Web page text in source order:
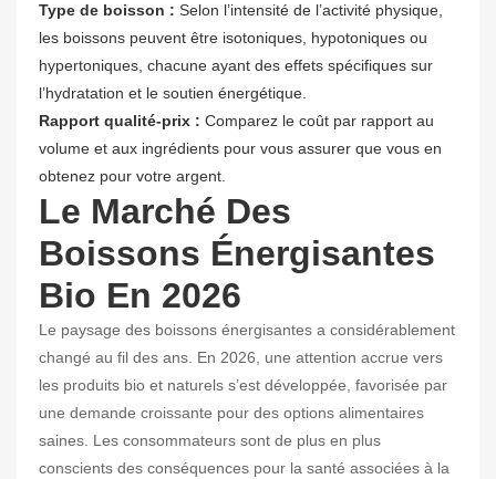
Type de boisson : Selon l’intensité de l’activité physique,
les boissons peuvent être isotoniques, hypotoniques ou
hypertoniques, chacune ayant des effets spécifiques sur
l’hydratation et le soutien énergétique.
Rapport qualité-prix : Comparez le coût par rapport au
volume et aux ingrédients pour vous assurer que vous en
obtenez pour votre argent.
Le Marché Des
Boissons Énergisantes
Bio En 2026
Le paysage des boissons énergisantes a considérablement
changé au fil des ans. En 2026, une attention accrue vers
les produits bio et naturels s’est développée, favorisée par
une demande croissante pour des options alimentaires
saines. Les consommateurs sont de plus en plus
conscients des conséquences pour la santé associées à la